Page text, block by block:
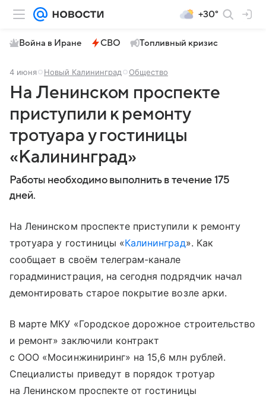
+30°
Война в Иране СВО Топливный кризис
4 июня Новый Калининград Общество
На Ленинском проспекте
приступили к ремонту
тротуара у гостиницы
«Калининград»
Работы необходимо выполнить в течение 175
дней.
На Ленинском проспекте приступили к ремонту
тротуара у гостиницы «Калининград». Как
сообщает в своём телеграм-канале
горадминистрация, на сегодня подрядчик начал
демонтировать старое покрытие возле арки.
В марте МКУ «Городское дорожное строительство
и ремонт» заключили контракт
с ООО «Мосинжиниринг» на 15,6 млн рублей.
Специалисты приведут в порядок тротуар
на Ленинском проспекте от гостиницы